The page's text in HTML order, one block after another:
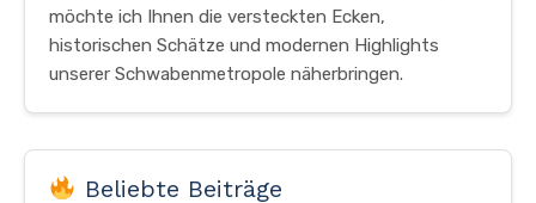
möchte ich Ihnen die versteckten Ecken,
historischen Schätze und modernen Highlights
unserer Schwabenmetropole näherbringen.
Beliebte Beiträge